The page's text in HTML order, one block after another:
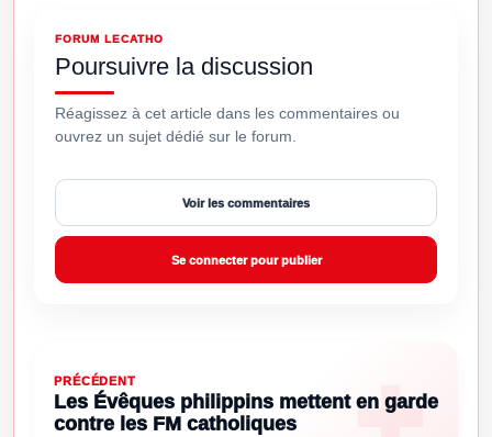
FORUM LECATHO
Poursuivre la discussion
Réagissez à cet article dans les commentaires ou
ouvrez un sujet dédié sur le forum.
Voir les commentaires
Se connecter pour publier
PRÉCÉDENT
Les Évêques philippins mettent en garde
contre les FM catholiques